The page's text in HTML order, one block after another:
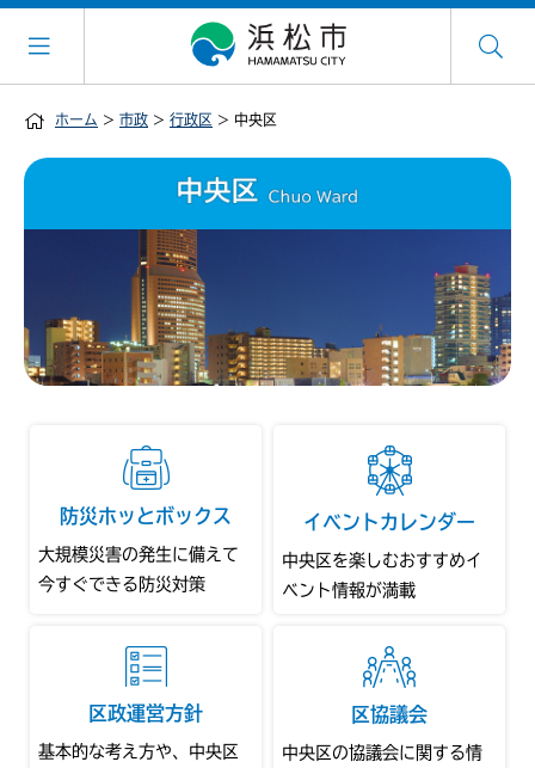
ホーム > 市政 > 行政区 > 中央区
防災ホッとボックス
大規模災害の発生に備えて
今すぐできる防災対策
イベントカレンダー
中央区を楽しむおすすめイ
ベント情報が満載
区政運営方針
基本的な考え方や、中央区
区協議会
中央区の協議会に関する情